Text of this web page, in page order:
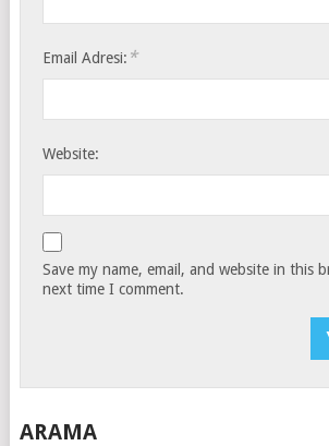
Email Adresi: *
Website:
Save my name, email, and website in this
next time I comment.
ARAMA